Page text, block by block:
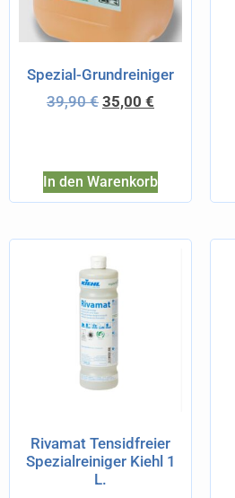
Spezial-Grundreiniger
39,90€ 35,00 €
In den Warenkorb
Rivamat Tensidfreier
Spezialreiniger Kiehl 1
L.